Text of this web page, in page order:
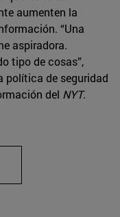
aumenten la
“Una
aspiradora.
tipo de cosas”,
política de seguridad
del NYT.